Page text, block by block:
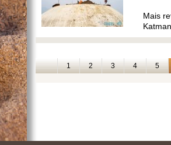
Mais
1 2 3 4 5